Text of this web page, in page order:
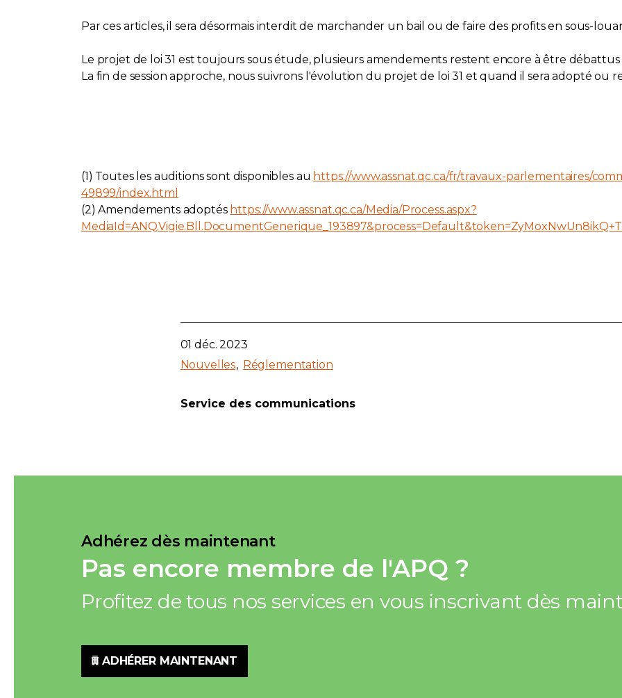
Par ces articles, il sera désormais interdit de marchander un bail ou de faire des profits en sous-
Le projet de loi 31 est toujours sous étude, plusieurs amendements restent encore à être débattus
La fin de session approche, nous suivrons l'évolution du projet de loi 31 et quand il sera adopté ou
(1) Toutes les auditions sont disponibles au https://www.assnat.qc.ca/fr/travaux-parlementaires/
49899/index.html
(2) Amendements adoptés https://www.assnat.qc.ca/Media/Process.aspx?
01 déc. 2023
Nouvelles
Réglementation
Service des communications
Adhérez dès maintenant
Pas encore membre de l'APQ ?
Profitez de tous nos services en vous inscrivant dès
ADHÉRER MAINTENANT